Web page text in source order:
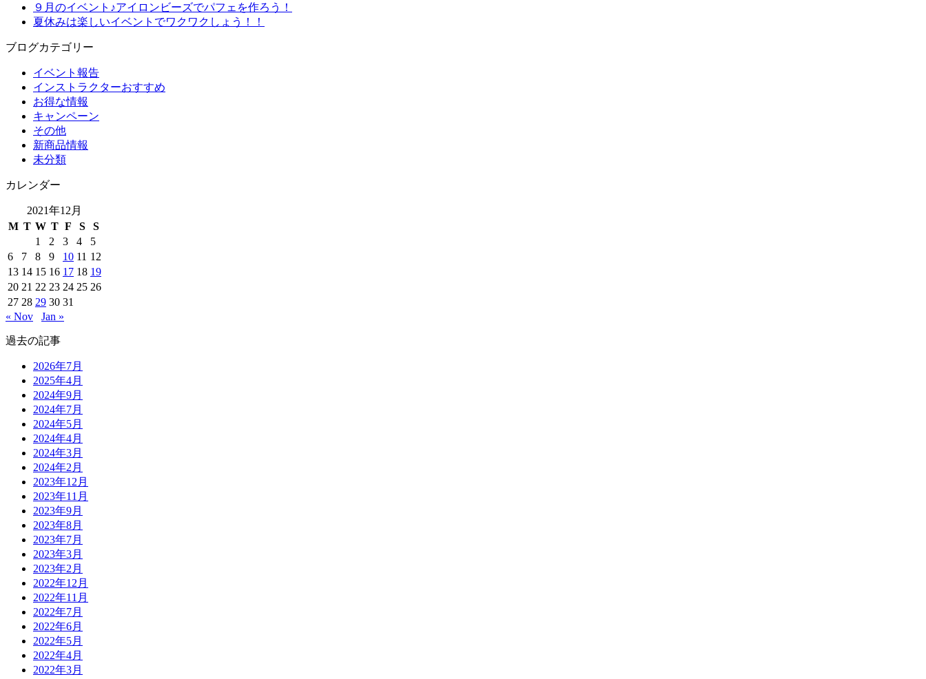
９月のイベント♪アイロンビーズでパフェを作ろう！
夏休みは楽しいイベントでワクワクしょう！！
ブログカテゴリー
イベント報告
インストラクターおすすめ
お得な情報
キャンペーン
その他
新商品情報
未分類
カレンダー
2021年12月
M T W T F S
S
1
2 3 4
5
6
7 8 9 10 11 12
13 14 15 16 17 18 19
20 21 22 23 24 25 26
27 28 29 30 31
« Nov
Jan »
過去の記事
2026年7月
2025年4月
2024年9月
2024年7月
2024年5月
2024年4月
2024年3月
2024年2月
2023年12月
2023年11月
2023年9月
2023年8月
2023年7月
2023年3月
2023年2月
2022年12月
2022年11月
2022年7月
2022年6月
2022年5月
2022年4月
2022年3月